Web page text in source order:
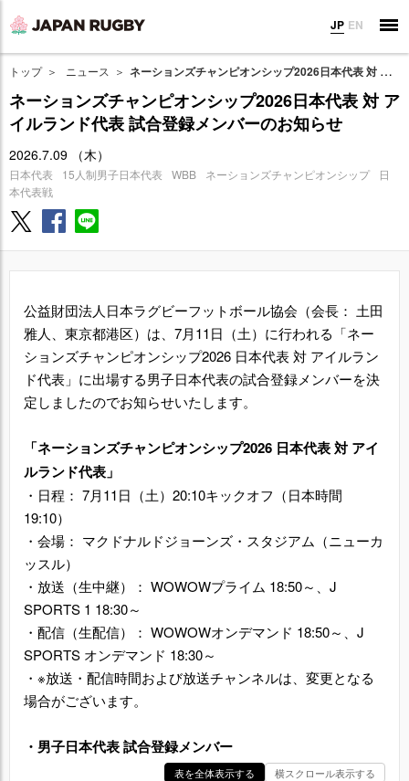
JP EN
トップ ニュース ネーションズチャンピオンシップ2026日本代表 対 アイルランド代表 試合登録メンバーのお知らせ
ネーションズチャンピオンシップ2026日本代表 対 ア
イルランド代表 試合登録メンバーのお知らせ
2026.7.09 （木）
日本代表 15人制男子日本代表 WBB ネーションズチャンピオンシップ
日
本代表戦
公益財団法人日本ラグビーフットボール協会（会長： 土田
雅人、東京都港区）は、7月11日（土）に行われる「ネー
ションズチャンピオンシップ2026 日本代表 対 アイルラン
ド代表」に出場する男子日本代表の試合登録メンバーを決
定しましたのでお知らせいたします。
「ネーションズチャンピオンシップ2026 日本代表 対 アイ
ルランド代表」
・日程： 7月11日（土）20:10キックオフ（日本時間
19:10）
・会場： マクドナルドジョーンズ・スタジアム（ニューカ
ッスル）
・放送（生中継）： WOWOWプライム 18:50～、J
SPORTS 1 18:30～
・配信（生配信）： WOWOWオンデマンド 18:50～、J
SPORTS オンデマンド 18:30～
・※放送・配信時間および放送チャンネルは、変更となる
場合がございます。
・男子日本代表 試合登録メンバー
表を全体表示する 横スクロール表示する